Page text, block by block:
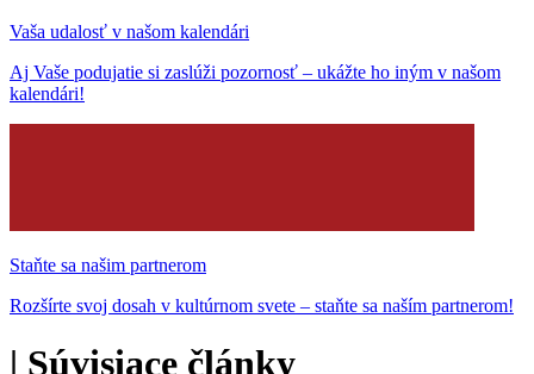
Vaša udalosť v našom kalendári
Aj Vaše podujatie si zaslúži pozornosť – ukážte ho iným v našom
kalendári!
Staňte sa našim partnerom
Rozšírte svoj dosah v kultúrnom svete – staňte sa naším partnerom!
| Súvisiace články